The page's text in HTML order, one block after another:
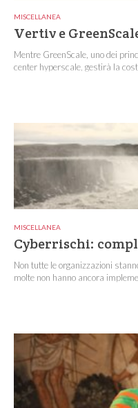
MISCELLANEA
Vertiv e
Mentre GreenScale, uno dei
center hyperscale, gestirà la
MISCELLANEA
Cyberrischi:
Non tutte le organizzazioni
molte non hanno ancora